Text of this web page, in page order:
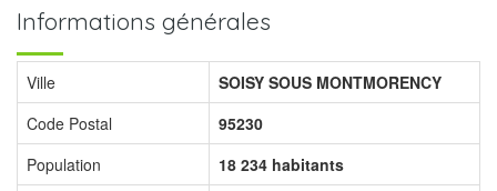
Informations générales
Ville
SOISY SOUS MONTMORENCY
Code Postal
95230
Population
18 234 habitants